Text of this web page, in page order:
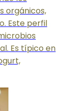
orgánicos,
Este perfil
Es típico en